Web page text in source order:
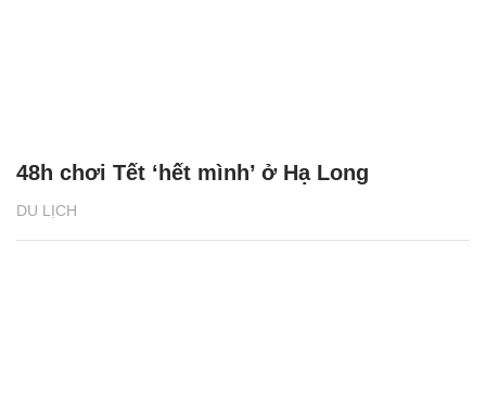
DU LỊCH
48h chơi Tết ‘hết mình’ ở Hạ Long